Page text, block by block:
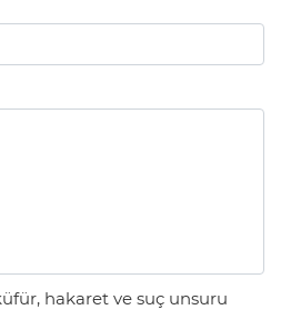
hakaret ve suç unsuru